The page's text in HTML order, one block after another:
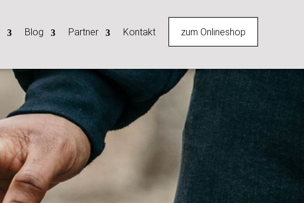
Blog Partner Kontakt zum Onlineshop